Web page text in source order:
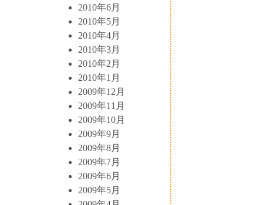
2010年6月
2010年5月
2010年4月
2010年3月
2010年2月
2010年1月
2009年12月
2009年11月
2009年10月
2009年9月
2009年8月
2009年7月
2009年6月
2009年5月